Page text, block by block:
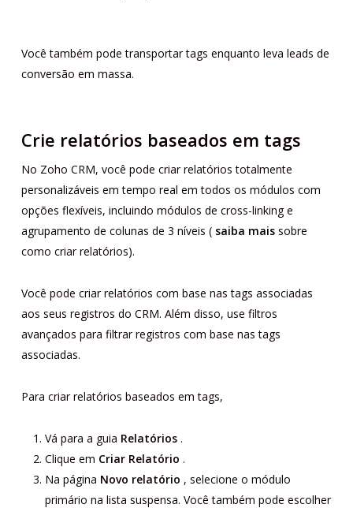
Você também pode transportar tags enquanto leva leads de
conversão em massa.
Crie relatórios baseados em tags
No Zoho CRM, você pode criar relatórios totalmente
personalizáveis ​​em tempo real em todos os módulos com
opções flexíveis, incluindo módulos de cross-linking e
agrupamento de colunas de 3 níveis ( saiba maissobre
como criar relatórios).
Você pode criar relatórios com base nas tags associadas
aos seus registros do CRM. Além disso, use filtros
avançados para filtrar registros com base nas tags
associadas.
Para criar relatórios baseados em tags,
Vá para a guia Relatórios.
Clique em Criar Relatório .
Na página Novo relatório , selecione o módulo
primário na lista suspensa. Você também pode escolher